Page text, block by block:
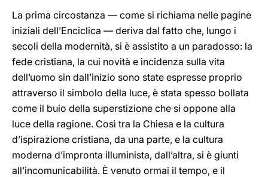
La prima circostanza — come si richiama nelle pagine
iniziali dell’Enciclica — deriva dal fatto che, lungo i
secoli della modernità, si è assistito a un paradosso: la
fede cristiana, la cui novità e incidenza sulla vita
dell’uomo sin dall’inizio sono state espresse proprio
attraverso il simbolo della luce, è stata spesso bollata
come il buio della superstizione che si oppone alla
luce della ragione. Così tra la Chiesa e la cultura
d’ispirazione cristiana, da una parte, e la cultura
moderna d’impronta illuminista, dall’altra, si è giunti
all’incomunicabilità. È venuto ormai il tempo, e il